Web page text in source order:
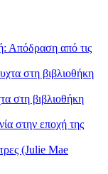
Απόδραση από τις
στη βιβλιοθήκη
στη βιβλιοθήκη
στην εποχή της
(Julie Mae